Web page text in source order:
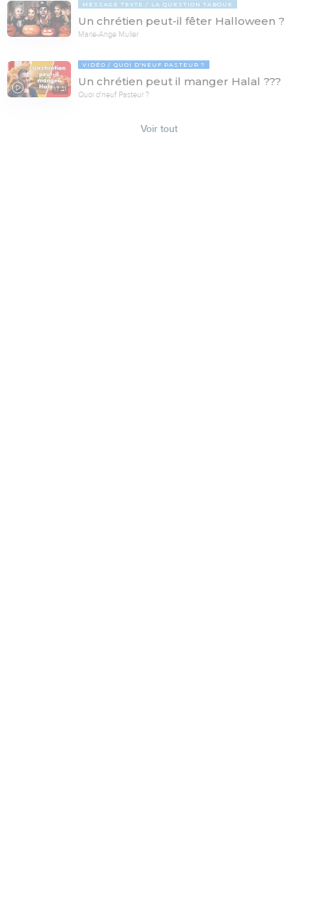
MESSAGE TEXTE LA QUESTION TABOUE
Un chrétien peut-il fêter Halloween ?
Marie-Ange Muller
17:21
VIDÉO QUOI D'NEUF PASTEUR ?
Un chrétien peut il manger Halal ???
Quoi d'neuf Pasteur ?
Voir tout